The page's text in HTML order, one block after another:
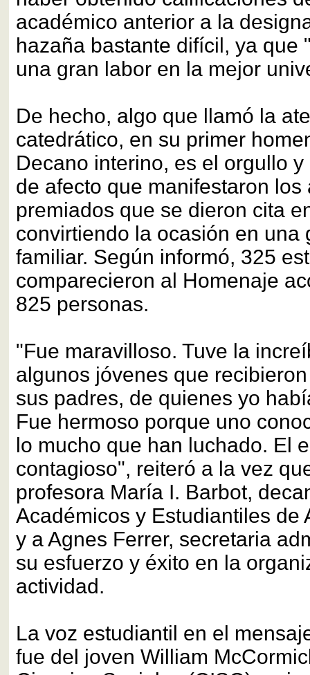
académico anterior a la
hazaña bastante difícil, ya que
una gran labor en la mejor
De hecho, algo que llamó la
catedrático, en su primer
Decano interino, es el orgullo
de afecto que manifestaron
premiados que se dieron cita
convirtiendo la ocasión en una
familiar. Según informó, 325
comparecieron al Homenaje
825 personas.
"Fue maravilloso. Tuve la
algunos jóvenes que
sus padres, de quienes yo
Fue hermoso porque uno
lo mucho que han luchado. El
contagioso", reiteró a la vez
profesora María I. Barbot,
Académicos y Estudiantiles de
y a Agnes Ferrer, secretaria
su esfuerzo y éxito en la
actividad.
La voz estudiantil en el
fue del joven William